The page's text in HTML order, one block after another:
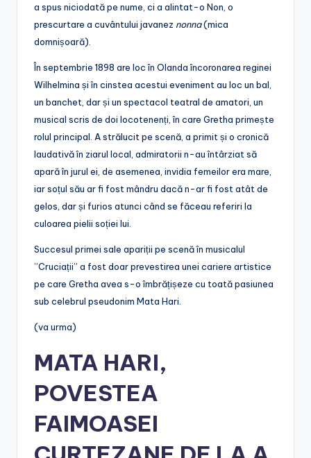
a spus niciodată pe nume, ci a alintat-o Non, o
prescurtare a cuvântului javanez nonna(mica
domnișoară).
În septembrie 1898 are loc în Olanda încoronarea reginei
Wilhelmina și în cinstea acestui eveniment au loc un bal,
un banchet, dar și un spectacol teatral de amatori, un
musical scris de doi locotenenți, în care Gretha primește
rolul principal. A strălucit pe scenă, a primit și o cronică
laudativă în ziarul local, admiratorii n-au întârziat să
apară în jurul ei, de asemenea, invidia femeilor era mare,
iar soțul său ar fi fost mândru dacă n-ar fi fost atât de
gelos, dar și furios atunci când se făceau referiri la
culoarea pielii soției lui.
Succesul primei sale apariții pe scenă în musicalul
”Cruciații” a fost doar prevestirea unei cariere artistice
pe care Gretha avea s-o îmbrățișeze cu toată pasiunea
sub celebrul pseudonim Mata Hari.
(va urma)
MATA HARI,
POVESTEA
FAIMOASEI